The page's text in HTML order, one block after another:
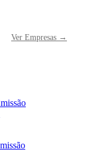
Ver Empresas →